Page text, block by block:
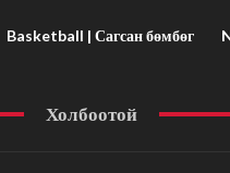
Basketball | Сагсан бөмбөг
Холбоотой